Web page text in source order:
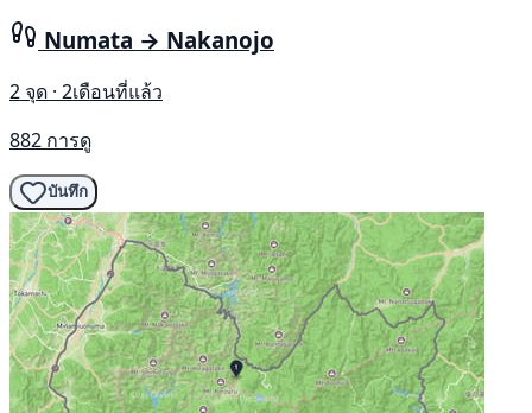
Numata → Nakanojo
2 จุด · 2เดือนที่แล้ว
882 การดู
บันทึก